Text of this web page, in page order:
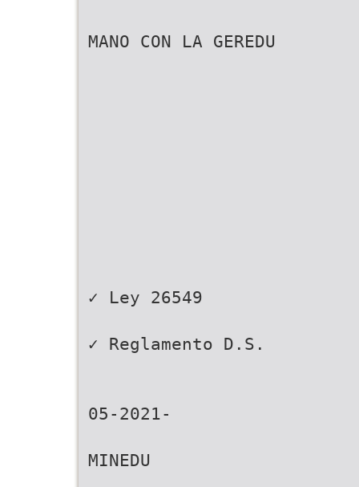
MANO CON LA GEREDU
✓ Ley 26549
✓ Reglamento D.S.
05-2021-
MINEDU